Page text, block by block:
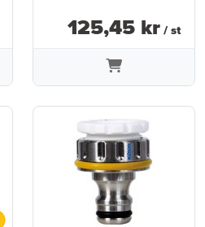
125,45 kr / st